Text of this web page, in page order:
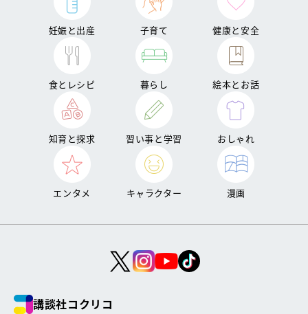
妊娠と出産 子育て 健康と安全
食とレシピ 暮らし 絵本とお話
知育と探求 習い事と学習 おしゃれ
エンタメ キャラクター 漫画
講談社コクリコ